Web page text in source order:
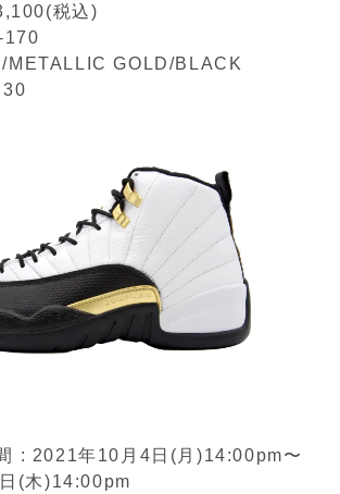
税込)
170
GOLD/BLACK
: 2021年10月4日(月)14:00pm〜
(木)14:00pm